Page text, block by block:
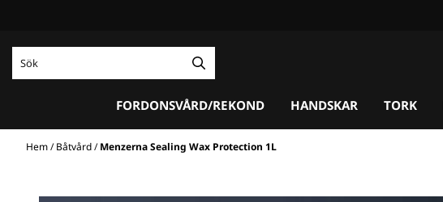
FORDONSVÅRD/REKOND HANDSKAR TORK
Hem/Båtvård/Menzerna Sealing Wax Protection 1L